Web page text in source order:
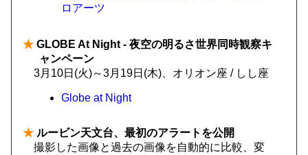
ロアーツ
★ GLOBE At Night - 夜空の明るさ世界同時観察キ
ャンペーン
3月10日(火)～3月19日(木)、オリオン座 / しし座
Globe at Night
★ ルービン天文台、最初のアラートを公開
撮影した画像と過去の画像を自動的に比較、変